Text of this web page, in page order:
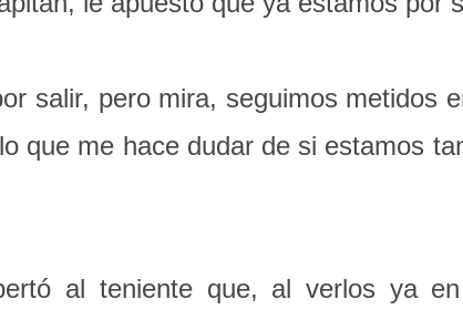
salir, pero mira, seguimos metidos
que me hace dudar de si estamos
al teniente que, al verlos ya